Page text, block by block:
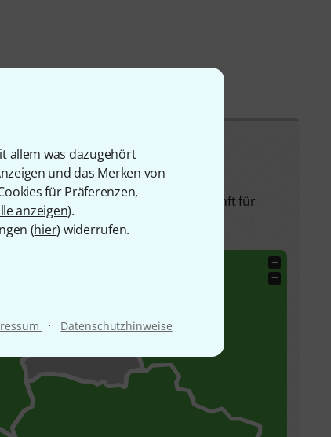
allem was dazugehört
und das Merken von
für Präferenzen,
anzeigen).
(hier) widerrufen.
· Datenschutzhinweise
diese Frequenzen auch in Zukunft für
+
−